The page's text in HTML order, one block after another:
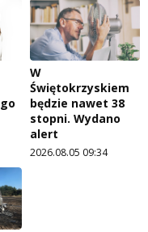
W
Świętokrzyskiem
będzie nawet 38
stopni. Wydano
alert
2026.08.05 09:34